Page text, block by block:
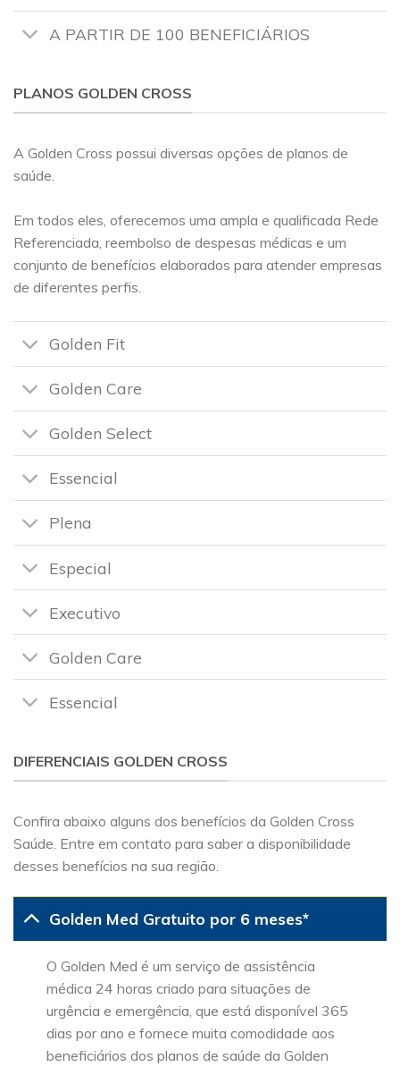
A PARTIR DE 100 BENEFICIÁRIOS
PLANOS GOLDEN CROSS
A Golden Cross possui diversas opções de planos de
saúde.
Em todos eles, oferecemos uma ampla e qualificada Rede
Referenciada, reembolso de despesas médicas e um
conjunto de benefícios elaborados para atender empresas
de diferentes perfis.
Golden Fit
Golden Care
Golden Select
Essencial
Plena
Especial
Executivo
Golden Care
Essencial
DIFERENCIAIS GOLDEN CROSS
Confira abaixo alguns dos benefícios da Golden Cross
Saúde. Entre em contato para saber a disponibilidade
desses benefícios na sua região.
Golden Med Gratuito por 6 meses*
O Golden Med é um serviço de assistência
médica 24 horas criado para situações de
urgência e emergência, que está disponível 365
dias por ano e fornece muita comodidade aos
beneficiários dos planos de saúde da Golden